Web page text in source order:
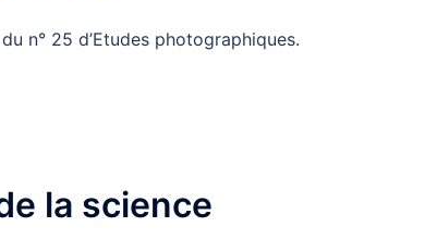
n° 25 d’Etudes photographiques.
la science